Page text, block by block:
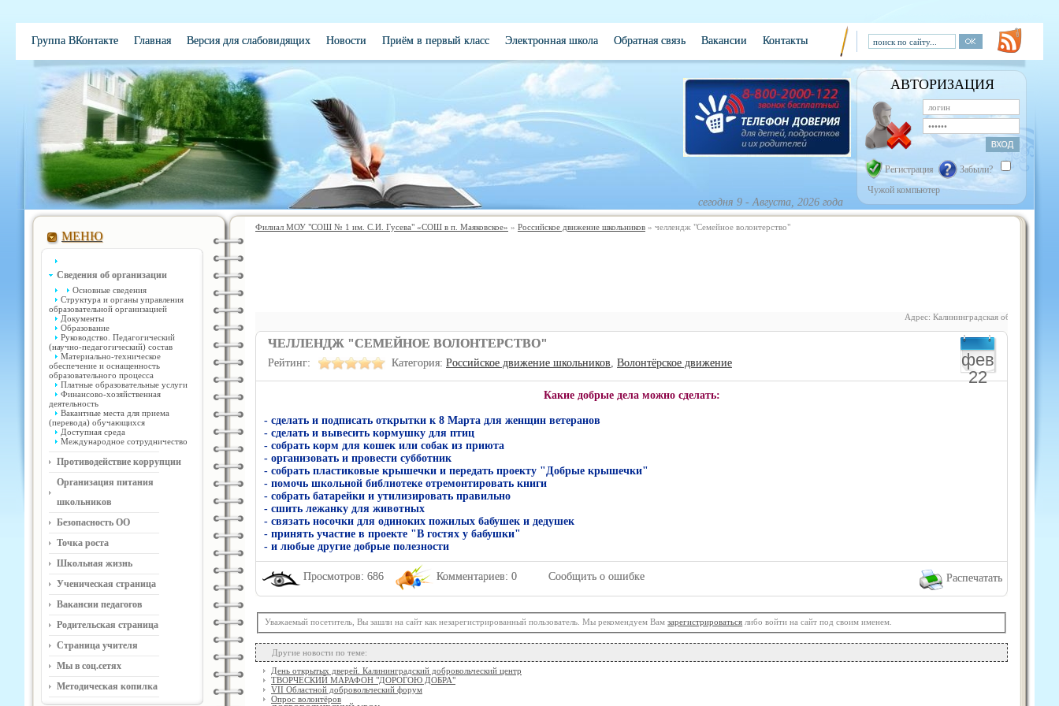
Группа ВКонтакте Главная Версия для слабовидящих Новости Приём в первый класс Электронная школа Обратная связь Вакансии Контакты
АВТОРИЗАЦИЯ
Регистрация
Забыли?
Чужой компьютер
сегодня 9 - Августа, 2026 года
МЕНЮ
Сведения об организации
Основные сведения
Структура и органы управления
образовательной организацией
Документы
Образование
Руководство. Педагогический
(научно-педагогический) состав
Материально-техническое
обеспечение и оснащенность
образовательного процесса
Платные образовательные услуги
Финансово-хозяйственная
деятельность
Вакантные места для приема
(перевода) обучающихся
Доступная среда
Международное сотрудничество
Противодействие коррупции
Организация питания
школьников
Безопасность ОО
Точка роста
Школьная жизнь
Ученическая страница
Вакансии педагогов
Родительская страница
Страница учителя
Мы в соц.сетях
Методическая копилка
Филиал МОУ "СОШ № 1 им. С.И. Гусева" «СОШ в п. Маяковское» » Российское движение школьников » челлендж "Семейное волонтерство"
Адрес: Калининградская
фев
22
ЧЕЛЛЕНДЖ "СЕМЕЙНОЕ ВОЛОНТЕРСТВО"
Рейтинг: Категория: Российское движение школьников, Волонтёрское движение
Какие добрые дела можно сделать:
- сделать и подписать открытки к 8 Марта для женщин ветеранов
- сделать и вывесить кормушку для птиц
- собрать корм для кошек или собак из приюта
- организовать и провести субботник
- собрать пластиковые крышечки и передать проекту "Добрые крышечки"
- помочь школьной библиотеке отремонтировать книги
- собрать батарейки и утилизировать правильно
- сшить лежанку для животных
- связать носочки для одиноких пожилых бабушек и дедушек
- принять участие в проекте "В гостях у бабушки"
- и любые другие добрые полезности
Просмотров: 686 Комментариев: 0 Сообщить о ошибке Распечатать
Уважаемый посетитель, Вы зашли на сайт как незарегистрированный пользователь. Мы рекомендуем Вамзарегистрироваться либо войти на сайт под своим именем.
Другие новости по теме:
День открытых дверей. Калининградский добровольческий центр
ТВОРЧЕСКИЙ МАРАФОН "ДОРОГОЮ ДОБРА"
VII Областной добровольческий форум
Опрос волонтёров